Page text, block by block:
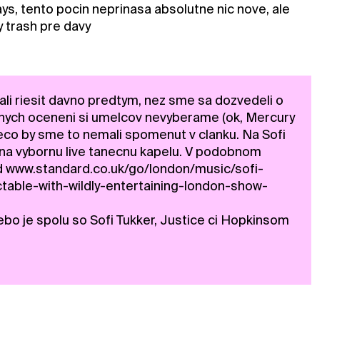
tento pocin neprinasa absolutne nic nove, ale
trash pre davy
riesit davno predtym, nez sme sa dozvedeli o
oceneni si umelcov nevyberame (ok, Mercury
by sme to nemali spomenut v clanku. Na Sofi
vybornu live tanecnu kapelu. V podobnom
www.standard.co.uk/go/london/music/sofi-
with-wildly-entertaining-london-show-
je spolu so Sofi Tukker, Justice ci Hopkinsom